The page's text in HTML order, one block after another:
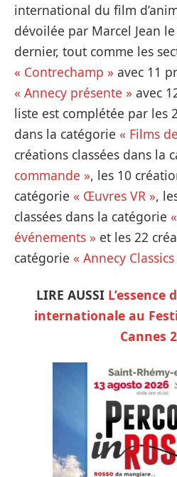
international du film
dévoilée par Marcel Jean
dernier, tout comme les
« Contrechamp » avec 11
« Annecy présente » avec
liste est complétée par les
dans la catégorie « Films
créations classées dans la
commande », les 10
catégorie « Œuvres VR »,
classées dans la catégorie
événements » et les 22
catégorie « Annecy Classics
LIRE AUSSI
internationale au
Cannes